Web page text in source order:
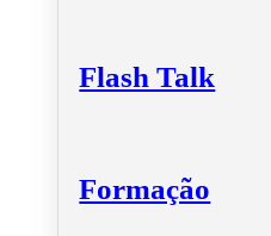
Flash Talk
Formação